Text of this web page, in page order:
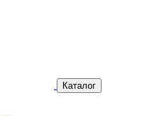
Каталог